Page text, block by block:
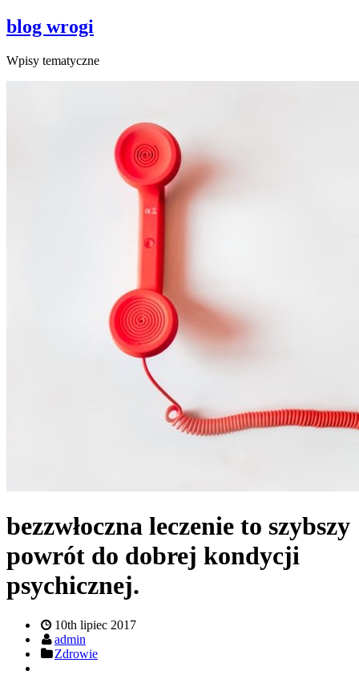
blog wrogi
Wpisy tematyczne
bezzwłoczna leczenie to szybszy
powrót do dobrej kondycji
psychicznej.
10th lipiec 2017
admin
Zdrowie